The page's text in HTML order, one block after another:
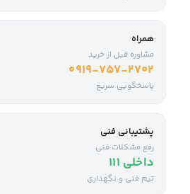
همراه
مشاوره قبل از خرید
0919-757-2702
پاسخگویی سریع
پشتیبانی فنی
رفع مشکلات فنی
داخلی ۱۱۱
تیم فنی و نگهداری